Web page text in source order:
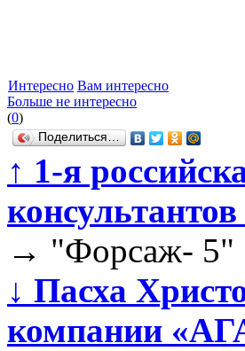
Интересно Вам интересно
Больше не интересно
(0)
Поделиться…
↑ 1-я
→ "Форсаж- 5"
↓ Пасха
компании